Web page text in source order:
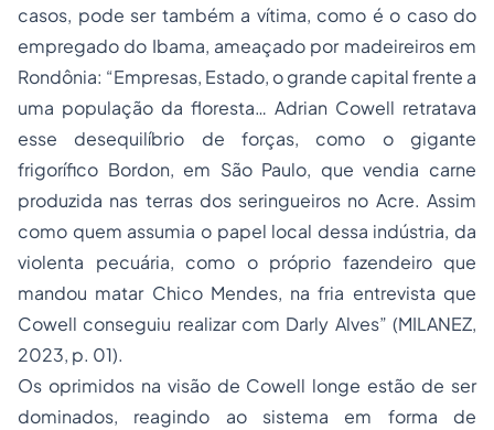
casos, pode ser também a vítima, como é o caso do
empregado do Ibama, ameaçado por madeireiros em
Rondônia: “Empresas, Estado, o grande capital frente a
uma população da floresta… Adrian Cowell retratava
esse desequilíbrio de forças, como o gigante
frigorífico Bordon, em São Paulo, que vendia carne
produzida nas terras dos seringueiros no Acre. Assim
como quem assumia o papel local dessa indústria, da
violenta pecuária, como o próprio fazendeiro que
mandou matar Chico Mendes, na fria entrevista que
Cowell conseguiu realizar com Darly Alves” (MILANEZ,
2023, p. 01).
Os oprimidos na visão de Cowell longe estão de ser
dominados, reagindo ao sistema em forma de